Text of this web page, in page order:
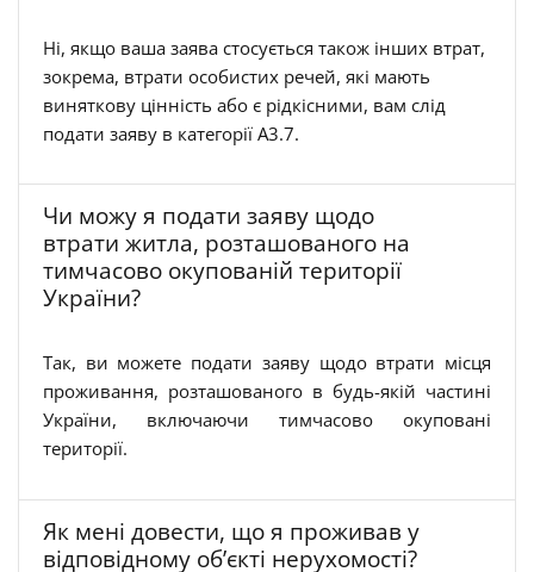
Ні, якщо ваша заява стосується також інших втрат,
зокрема, втрати особистих речей, які мають
виняткову цінність або є рідкісними, вам слід
подати заяву в категорії A3.7.
Чи можу я подати заяву щодо
втрати житла, розташованого на
тимчасово окупованій території
України?
Так, ви можете подати заяву щодо втрати місця
проживання, розташованого в будь-якій частині
України, включаючи тимчасово окуповані
території.
Як мені довести, що я проживав у
відповідному об’єкті нерухомості?